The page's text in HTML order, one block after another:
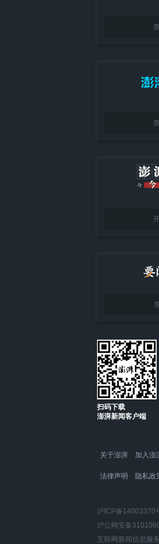
扫码下载
澎湃新闻客户端
关于澎湃 加入澎
法律声明 隐私政
沪ICP备14003370
沪公网安备
互联网新闻信息服